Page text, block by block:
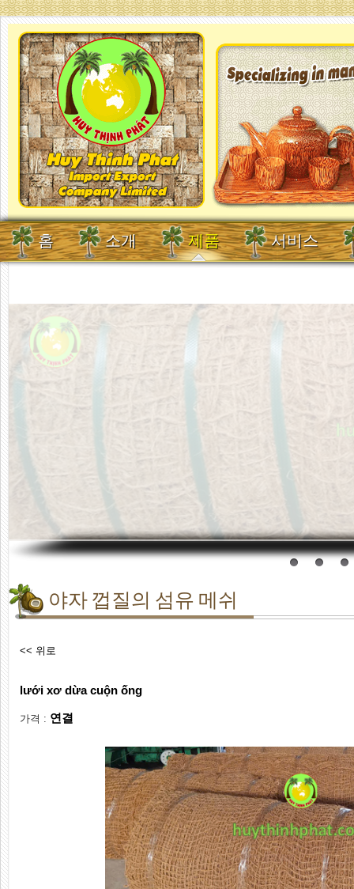
홈 소개 제품 서비스
야자 껍질의 섬유 메쉬
<< 위로
lưới xơ dừa cuộn ống
가격 : 연결